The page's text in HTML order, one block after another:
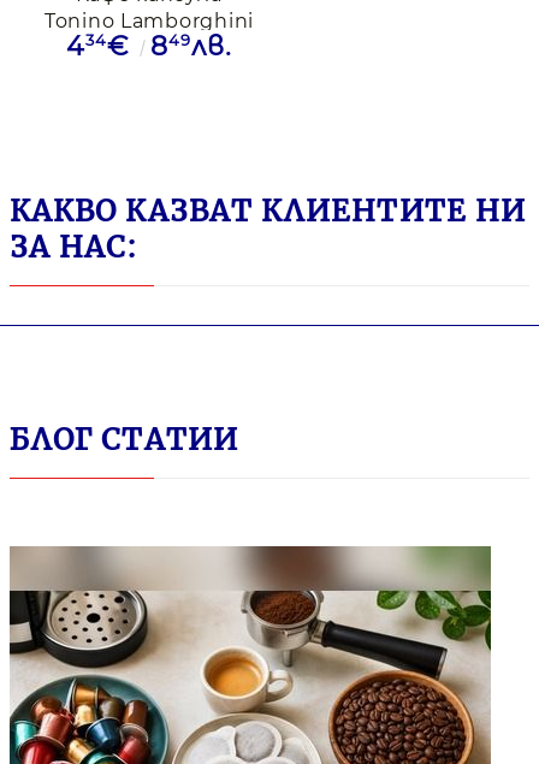
Tonino Lamborghini
Espresso Red за
434€ 849лв.
КАКВО КАЗВАТ КЛИЕНТИТЕ НИ
ЗА НАС:
БЛОГ СТАТИИ